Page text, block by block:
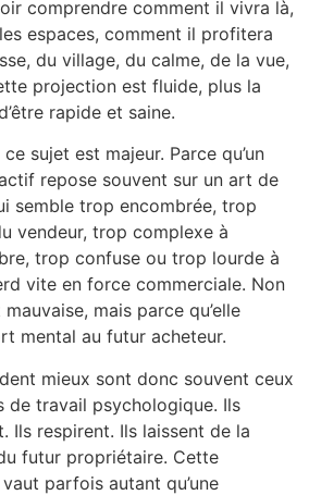
comprendre comment il vivra là,
espaces, comment il profitera
du village, du calme, de la vue,
projection est fluide, plus la
rapide et saine.
sujet est majeur. Parce qu’un
repose souvent sur un art de
semble trop encombrée, trop
vendeur, trop complexe à
trop confuse ou trop lourde à
vite en force commerciale. Non
mais parce qu’elle
mental au futur acheteur.
mieux sont donc souvent ceux
de travail psychologique. Ils
Ils respirent. Ils laissent de la
futur propriétaire. Cette
parfois autant qu’une